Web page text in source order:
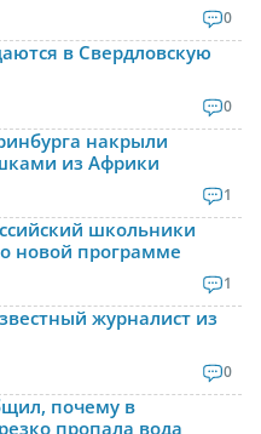
0
в Свердловскую
0
накрыли
из Африки
1
школьники
новой программе
1
журналист из
0
почему в
пропала вода